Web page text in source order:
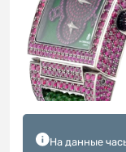
На данные